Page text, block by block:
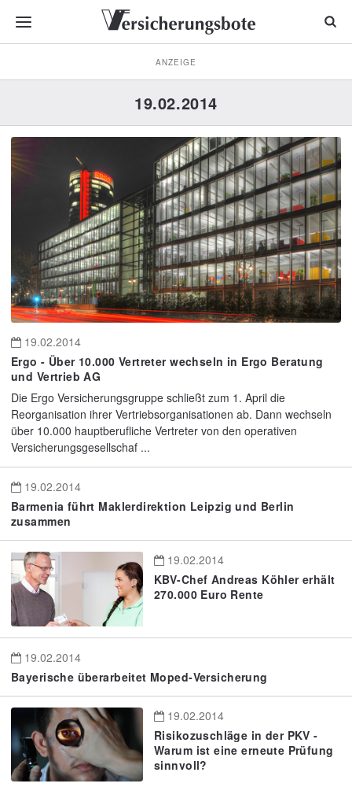
ANZEIGE
19.02.2014
19.02.2014
Ergo - Über 10.000 Vertreter wechseln in Ergo Beratung
und Vertrieb AG
Die Ergo Versicherungsgruppe schließt zum 1. April die
Reorganisation ihrer Vertriebsorganisationen ab. Dann wechseln
über 10.000 hauptberufliche Vertreter von den operativen
Versicherungsgesellschaf ...
19.02.2014
Barmenia führt Maklerdirektion Leipzig und Berlin
zusammen
19.02.2014
KBV-Chef Andreas Köhler erhält
270.000 Euro Rente
19.02.2014
Bayerische überarbeitet Moped-Versicherung
19.02.2014
Risikozuschläge in der PKV -
Warum ist eine erneute Prüfung
sinnvoll?